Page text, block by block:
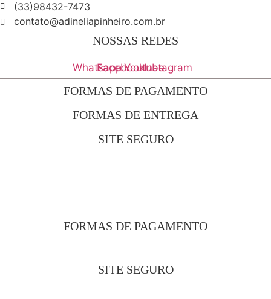
(33)98432-7473
contato@adineliapinheiro.com.br
NOSSAS REDES
WhatsappFacebookYoutubeInstagram
FORMAS DE PAGAMENTO
FORMAS DE ENTREGA
SITE SEGURO
FORMAS DE PAGAMENTO
SITE SEGURO